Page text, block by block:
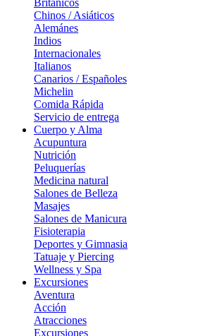
Británicos
Chinos / Asiáticos
Alemánes
Indios
Internacionales
Italianos
Canarios / Españoles
Michelin
Comida Rápida
Servicio de entrega
Cuerpo y Alma
Acupuntura
Nutrición
Peluquerías
Medicina natural
Salones de Belleza
Masajes
Salones de Manicura
Fisioterapia
Deportes y Gimnasia
Tatuaje y Piercing
Wellness y Spa
Excursiones
Aventura
Acción
Atracciones
Excursiones